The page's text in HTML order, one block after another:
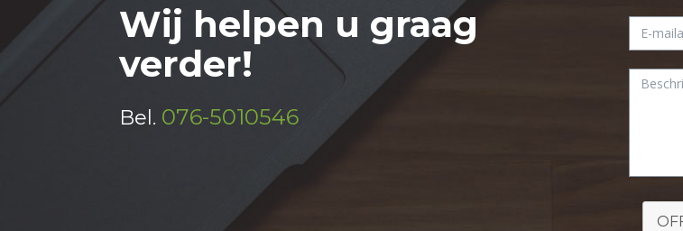
Wij helpen u graag
verder!
Bel. 076-5010546